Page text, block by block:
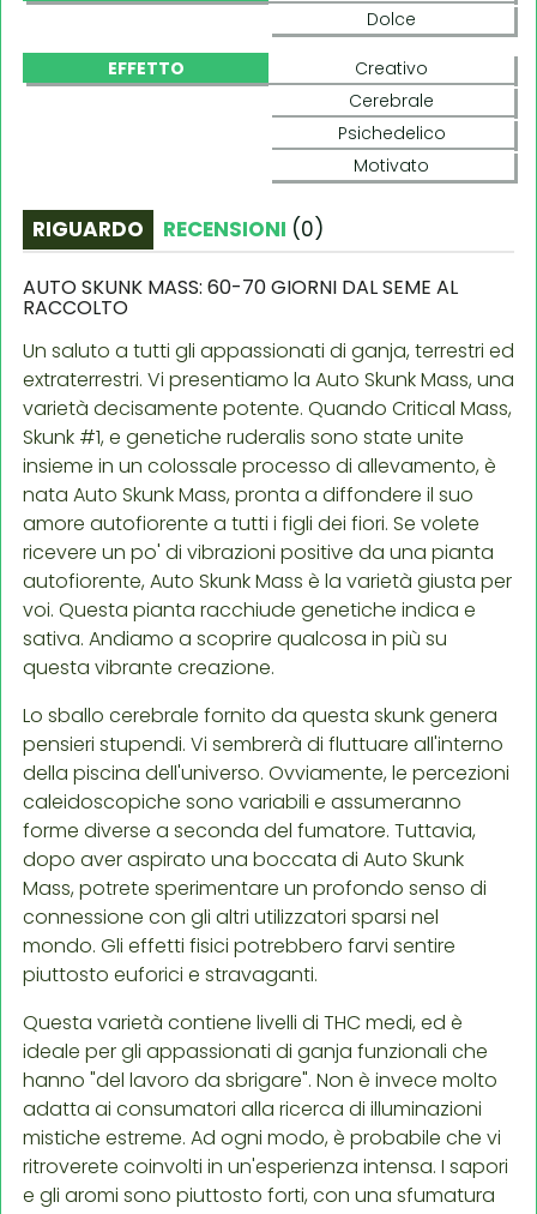
Dolce
EFFETTO
Creativo
Cerebrale
Psichedelico
Motivato
RIGUARDO RECENSIONI (0)
AUTO SKUNK MASS: 60-70 GIORNI DAL SEME AL
RACCOLTO
Un saluto a tutti gli appassionati di ganja, terrestri ed
extraterrestri. Vi presentiamo la Auto Skunk Mass, una
varietà decisamente potente. Quando Critical Mass,
Skunk #1, e genetiche ruderalis sono state unite
insieme in un colossale processo di allevamento, è
nata Auto Skunk Mass, pronta a diffondere il suo
amore autofiorente a tutti i figli dei fiori. Se volete
ricevere un po' di vibrazioni positive da una pianta
autofiorente, Auto Skunk Mass è la varietà giusta per
voi. Questa pianta racchiude genetiche indica e
sativa. Andiamo a scoprire qualcosa in più su
questa vibrante creazione.
Lo sballo cerebrale fornito da questa skunk genera
pensieri stupendi. Vi sembrerà di fluttuare all'interno
della piscina dell'universo. Ovviamente, le percezioni
caleidoscopiche sono variabili e assumeranno
forme diverse a seconda del fumatore. Tuttavia,
dopo aver aspirato una boccata di Auto Skunk
Mass, potrete sperimentare un profondo senso di
connessione con gli altri utilizzatori sparsi nel
mondo. Gli effetti fisici potrebbero farvi sentire
piuttosto euforici e stravaganti.
Questa varietà contiene livelli di THC medi, ed è
ideale per gli appassionati di ganja funzionali che
hanno "del lavoro da sbrigare". Non è invece molto
adatta ai consumatori alla ricerca di illuminazioni
mistiche estreme. Ad ogni modo, è probabile che vi
ritroverete coinvolti in un'esperienza intensa. I sapori
e gli aromi sono piuttosto forti, con una sfumatura